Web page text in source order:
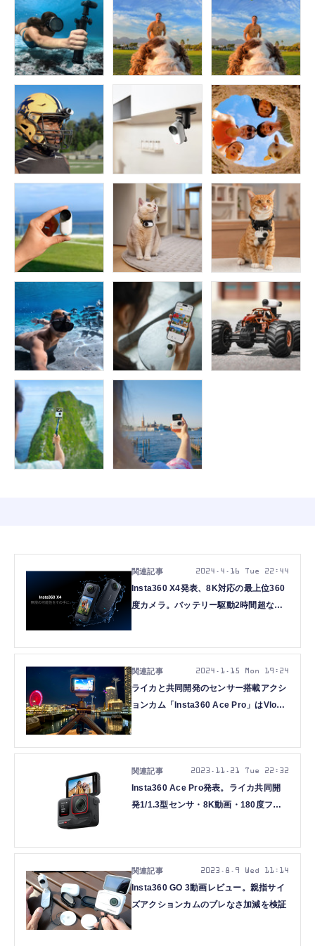
Insta360 X4発表、8K対応の最上位360
度カメラ。バッテリー駆動2時間超など
2024.4.16 Tue 22:44
ライカと共同開発のセンサー搭載アクシ
ョンカム「Insta360 Ace Pro」はVlog
2024.1.15 Mon 19:24
Insta360 Ace Pro発表。ライカ共同開
発1/1.3型センサ・8K動画・180度フリ
2023.11.21 Tue 22:32
Insta360 GO 3動画レビュー。親指サイ
ズアクションカムのブレなさ加減を検証
2023.8.9 Wed 11:14